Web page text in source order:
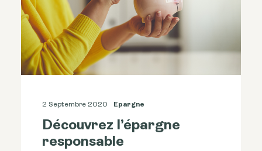
2 Septembre 2020 Epargne
Découvrez l’épargne
responsable